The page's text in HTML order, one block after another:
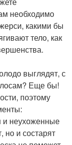
необходимо
какими бы
тело, как
выглядят, с
Еще бы!
поэтому
и неухоженные
но и состарят